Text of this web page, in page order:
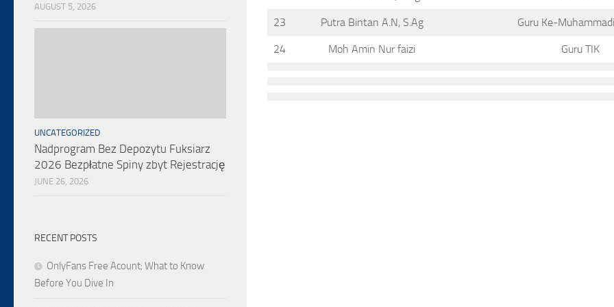
23 Putra Bintan A.N, S.Ag Guru Ke-
24 Moh Amin Nur faizi Guru TIK
AUGUST 5, 2026
UNCATEGORIZED
Nadprogram Bez Depozytu Fuksiarz
2026 Bezpłatne Spiny zbyt Rejestrację
JUNE 26, 2026
RECENT POSTS
OnlyFans Free Acount: What to Know
Before You Dive In